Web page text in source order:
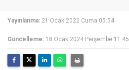
Yayınlanma: 21 Ocak 2022 Cuma 05:54
Güncelleme: 18 Ocak 2024 Perşembe 11:45